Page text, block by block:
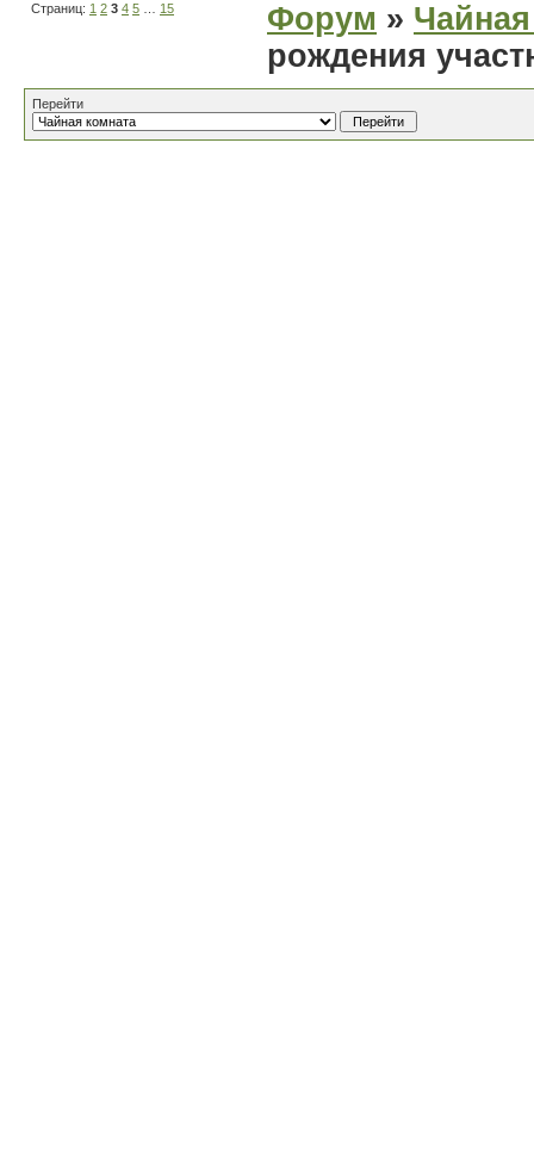
Страниц: 1 2 3 4 5 15 Форум »
рождения
Перейти